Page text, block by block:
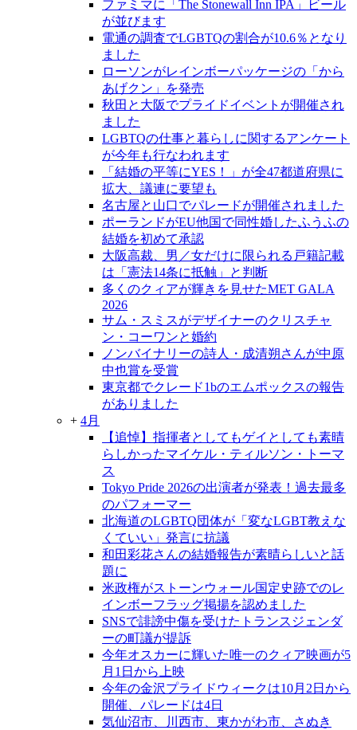
ファミマに「The Stonewall Inn IPA」ビール
が並びます
電通の調査でLGBTQの割合が10.6％となり
ました
ローソンがレインボーパッケージの「から
あげクン」を発売
秋田と大阪でプライドイベントが開催され
ました
LGBTQの仕事と暮らしに関するアンケート
が今年も行なわれます
「結婚の平等にYES！」が全47都道府県に
拡大、議連に要望も
名古屋と山口でパレードが開催されました
ポーランドがEU他国で同性婚したふうふの
結婚を初めて承認
大阪高裁、男／女だけに限られる戸籍記載
は「憲法14条に抵触」と判断
多くのクィアが輝きを見せたMET GALA
2026
サム・スミスがデザイナーのクリスチャ
ン・コーワンと婚約
ノンバイナリーの詩人・成清朔さんが中原
中也賞を受賞
東京都でクレード1bのエムポックスの報告
がありました
+ 4月
【追悼】指揮者としてもゲイとしても素晴
らしかったマイケル・ティルソン・トーマ
ス
Tokyo Pride 2026の出演者が発表！過去最多
のパフォーマー
北海道のLGBTQ団体が「変なLGBT教えな
くていい」発言に抗議
和田彩花さんの結婚報告が素晴らしいと話
題に
米政権がストーンウォール国定史跡でのレ
インボーフラッグ掲揚を認めました
SNSで誹謗中傷を受けたトランスジェンダ
ーの町議が提訴
今年オスカーに輝いた唯一のクィア映画が5
月1日から上映
今年の金沢プライドウィークは10月2日から
開催、パレードは4日
気仙沼市、川西市、東かがわ市、さぬき